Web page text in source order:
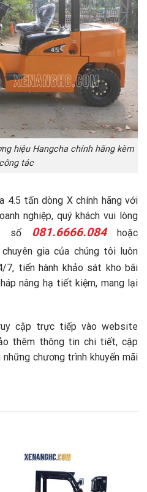
hiệu Hangcha chính hãng kèm
tác
4.5 tấn dòng X chính hãng với
nghiệp, quý khách vui lòng
số
081.6666.084hoặc
gia của chúng tôi luôn
tiến hành khảo sát kho bãi
nâng hạ tiết kiệm, mang lại
cập trực tiếp vào website
thêm thông tin chi tiết, cập
chương trình khuyến mãi